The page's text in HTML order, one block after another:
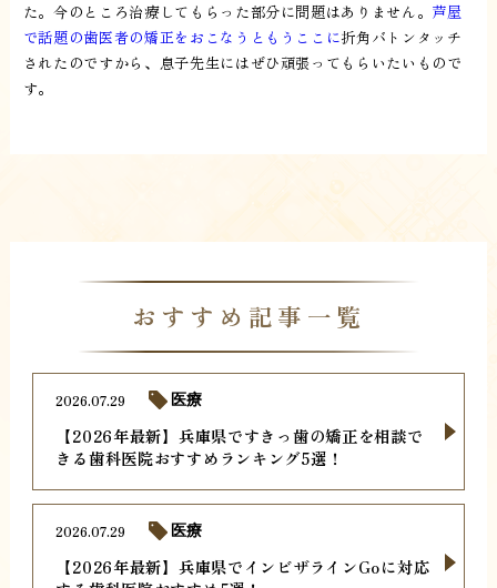
た。今のところ治療してもらった部分に問題はありません。 芦屋
で話題の歯医者の矯正をおこなうともうここに折角バトンタッチ
されたのですから、息子先生にはぜひ頑張ってもらいたいもので
す。
おすすめ記事一覧
【2026年最新】兵庫県ですきっ歯の矯正を相談で
きる歯科医院おすすめランキング5選！
2026.07.29 医療
【2026年最新】兵庫県でインビザラインGoに対応
2026.07.29 医療